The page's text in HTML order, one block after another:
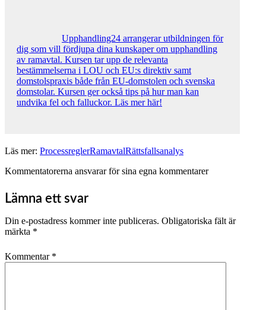
Upphandling24 arrangerar utbildningen för
dig som vill fördjupa dina kunskaper om upphandling
av ramavtal. Kursen tar upp de relevanta
bestämmelserna i LOU och EU:s direktiv samt
domstolspraxis både från EU-domstolen och svenska
domstolar. Kursen ger också tips på hur man kan
undvika fel och falluckor. Läs mer här!
Läs mer: ProcessreglerRamavtalRättsfallsanalys
Kommentatorerna ansvarar för sina egna kommentarer
Lämna ett svar
Din e-postadress kommer inte publiceras. Obligatoriska fält är
märkta *
Kommentar *